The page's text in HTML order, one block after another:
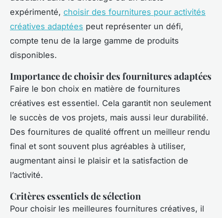
expérimenté, choisir des fournitures pour activités
créatives adaptées peut représenter un défi,
compte tenu de la large gamme de produits
disponibles.
Importance de choisir des fournitures adaptées
Faire le bon choix en matière de fournitures
créatives est essentiel. Cela garantit non seulement
le succès de vos projets, mais aussi leur durabilité.
Des fournitures de qualité offrent un meilleur rendu
final et sont souvent plus agréables à utiliser,
augmentant ainsi le plaisir et la satisfaction de
l’activité.
Critères essentiels de sélection
Pour choisir les meilleures fournitures créatives, il